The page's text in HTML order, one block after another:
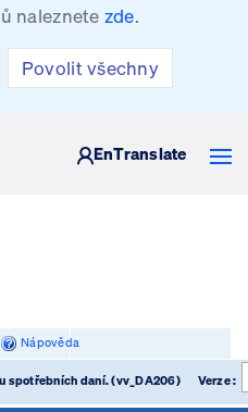
naleznete zde.
Povolit všechny
ČESKÉ REPUBLIKY
EnTranslate
Nápověda
spotřebních daní. (vv_DA206) Verze :